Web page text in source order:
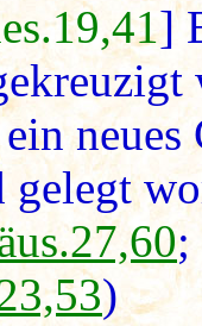
]
gelegt
;
)